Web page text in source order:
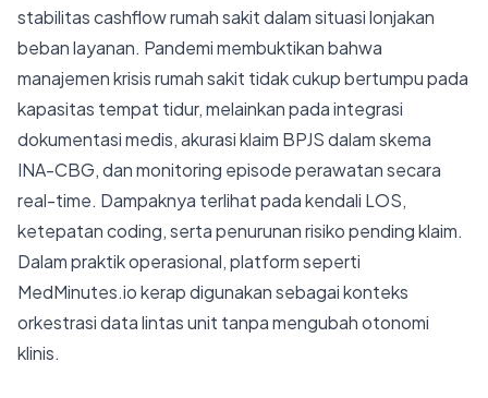
stabilitas cashflow rumah sakit dalam situasi lonjakan
beban layanan. Pandemi membuktikan bahwa
manajemen krisis rumah sakit tidak cukup bertumpu pada
kapasitas tempat tidur, melainkan pada integrasi
dokumentasi medis, akurasi klaim BPJS dalam skema
INA-CBG, dan monitoring episode perawatan secara
real-time. Dampaknya terlihat pada kendali LOS,
ketepatan coding, serta penurunan risiko pending klaim.
Dalam praktik operasional, platform seperti
MedMinutes.io kerap digunakan sebagai konteks
orkestrasi data lintas unit tanpa mengubah otonomi
klinis.